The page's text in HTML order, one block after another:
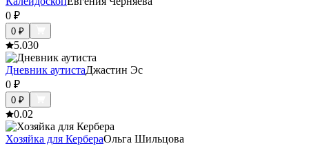
0 ₽
0 ₽
5.030
Дневник аутистаДжастин Эс
0 ₽
0 ₽
0.02
Хозяйка для КербераОльга Шильцова